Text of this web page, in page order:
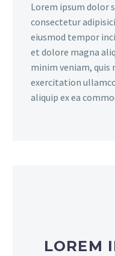
Lorem ipsum dolor
consectetur
eiusmod tempor
et dolore magna
minim veniam, quis
exercitation
aliquip ex ea
LOREM